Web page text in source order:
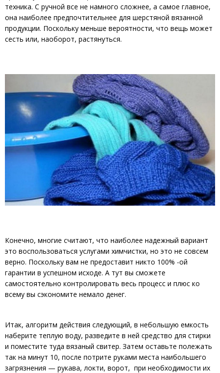
техника. С ручной все не намного сложнее, а самое главное,
она наиболее предпочтительнее для шерстяной вязанной
продукции. Поскольку меньше вероятности, что вещь может
сесть или, наоборот, растянуться.
Конечно, многие считают, что наиболее надежный вариант
это воспользоваться услугами химчистки, но это не совсем
верно. Поскольку вам не предоставит никто 100% -ой
гарантии в успешном исходе. А тут вы сможете
самостоятельно контролировать весь процесс и плюс ко
всему вы сэкономите немало денег.
Итак, алгоритм действия следующий, в небольшую емкость
наберите теплую воду, разведите в ней средство для стирки
и поместите туда вязаный свитер. Затем оставьте полежать
так на минут 10, после потрите руками места наибольшего
загрязнения — рукава, локти, ворот, при необходимости их